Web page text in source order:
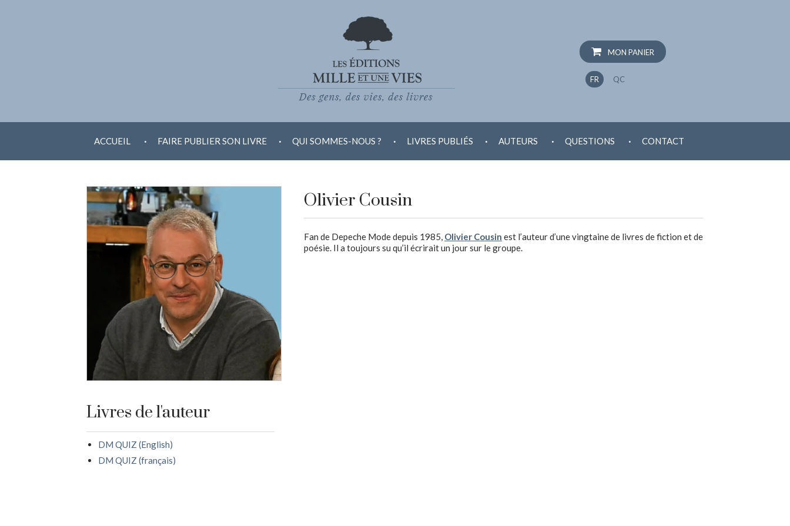
MON PANIER
FR QC
ACCUEIL
. FAIRE PUBLIER SON LIVRE . QUI SOMMES-NOUS ? . LIVRES PUBLIÉS . AUTEURS . QUESTIONS . CONTACT
Olivier Cousin
Fan de Depeche Mode depuis 1985, Olivier Cousin est l’auteur d’une vingtaine de livres de fiction et de
poésie. Il a toujours su qu’il écrirait un jour sur le groupe.
Livres de l'auteur
DM QUIZ (English)
DM QUIZ (français)